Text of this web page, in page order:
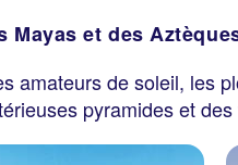
Mayas et des
amateurs de soleil, les
pyramides et